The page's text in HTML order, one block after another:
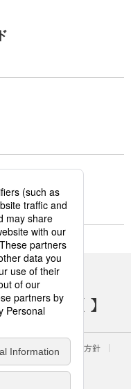
アカウント
ー
個人情報保護方針
ングス